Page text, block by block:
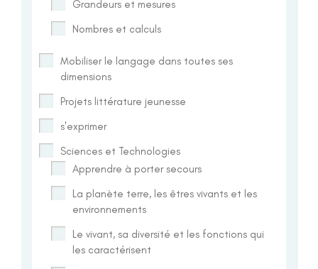
Grandeurs et mesures
Nombres et calculs
Mobiliser le langage dans toutes ses
dimensions
Projets littérature jeunesse
s'exprimer
Sciences et Technologies
Apprendre à porter secours
La planète terre, les êtres vivants et les
environnements
Le vivant, sa diversité et les fonctions qui
les caractérisent